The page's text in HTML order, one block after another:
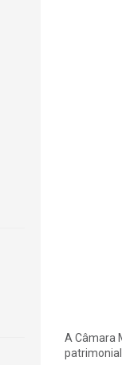
A Câmara
patrimonial